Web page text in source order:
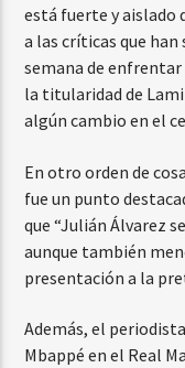
está fuerte y aislado
a las críticas que
semana de enfrentar
la titularidad de
algún cambio en el
En otro orden de
fue un punto
que “Julián Álvarez
aunque también
presentación a la
Además, el
Mbappé en el Real